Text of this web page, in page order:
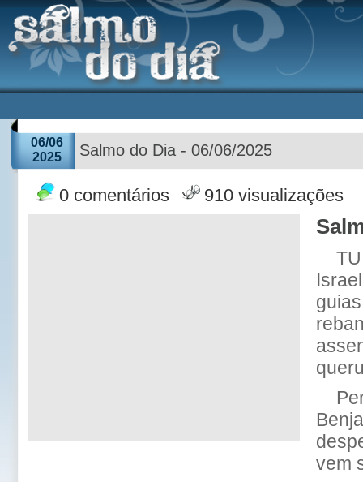
06/06
2025
Salmo do Dia - 06/06/2025
0 comentários 910 visualizações
vem